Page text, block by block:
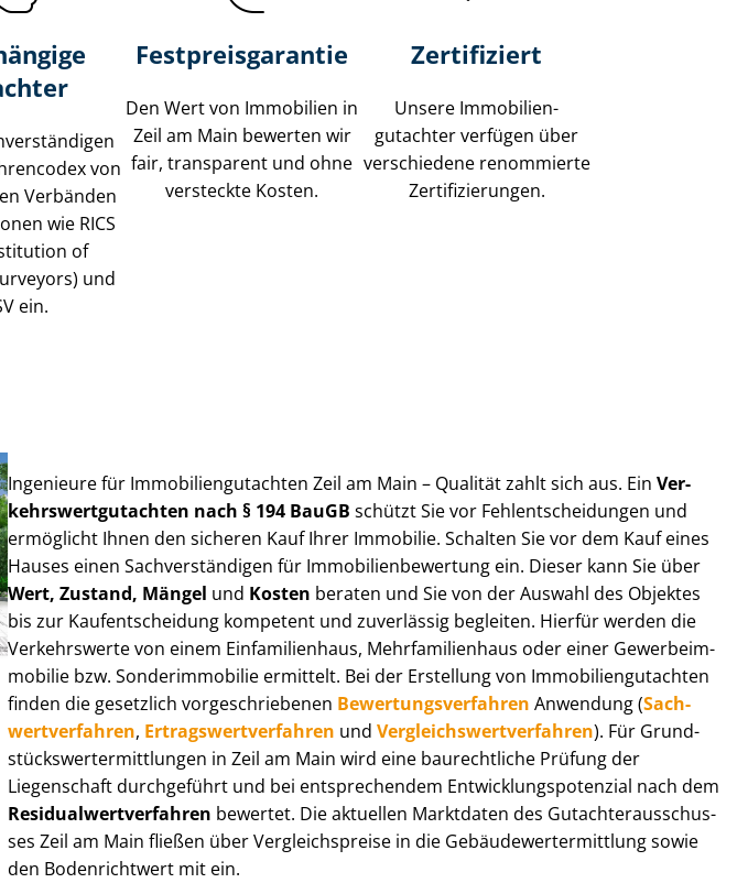
von
Verbänden
wie RICS
of
und
ein.
Festpreis​garantie
Den Wert von Immobilien in
Zeil am Main bewerten wir
fair, transparent und ohne
versteckte Kosten.
Zertifiziert
Unsere Immobilien­
gutachter verfügen über
verschiedene renommierte
Zer­ti­fi­zie­run­gen.
Ingenieure für Im­mo­bi­li­en­gut­ach­ten Zeil am Main – Qualität zahlt sich aus. Ein Ver­
kehrs­wert­gut­ach­ten nach § 194 BauGB schützt Sie vor Fehl­ent­schei­dun­gen und
ermöglicht Ihnen den sicheren Kauf Ihrer Immobilie. Schalten Sie vor dem Kauf eines
Hauses einen Sach­ver­stän­di­gen für Im­mo­bi­li­en­be­wer­tung ein. Dieser kann Sie über
Wert, Zustand, Mängel und Kosten beraten und Sie von der Auswahl des Objektes
bis zur Kauf­ent­schei­dung kompetent und zuverlässig begleiten. Hierfür werden die
Verkehrswerte von einem Einfamilienhaus, Mehr­fa­mi­li­en­haus oder einer Ge­wer­be­im­
mo­bi­lie bzw. Sonderimmobilie ermittelt. Bei der Erstellung von Im­mo­bi­li­en­gut­ach­ten
finden die gesetzlich vor­ge­schrie­be­nen Be­wer­tungs­ver­fah­ren Anwendung (Sach­
wert­ver­fah­ren, Er­trags­wert­ver­fah­ren und Ver­gleichs­wert­ver­fah­ren). Für Grund­
stücks­wert­ermitt­lun­gen in Zeil am Main wird eine baurechtliche Prüfung der
Liegenschaft durchgeführt und bei entsprechendem Ent­wick­lungs­po­ten­zi­al nach dem
Re­si­du­al­wert­ver­fah­ren bewertet. Die aktuellen Marktdaten des Gut­ach­ter­aus­schus­
ses Zeil am Main fließen über Ver­gleichs­prei­se in die Ge­bäu­de­wert­ermitt­lung sowie
den Bodenrichtwert mit ein.